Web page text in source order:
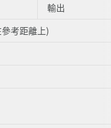
輸出
考距離上)